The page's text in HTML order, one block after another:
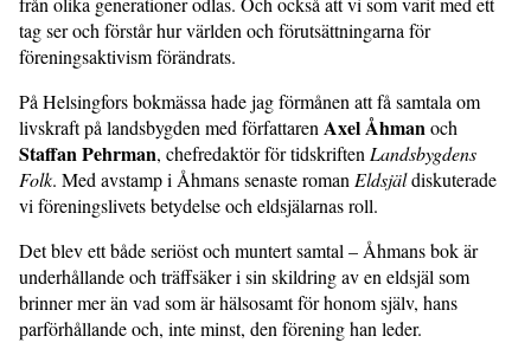
tag ser och förstår hur världen och förutsättningarna för
föreningsaktivism förändrats.
På Helsingfors bokmässa hade jag förmånen att få samtala om
livskraft på landsbygden med författaren Axel Åhmanoch
Staffan Pehrman, chefredaktör för tidskriften Landsbygdens
Folk. Med avstamp i Åhmans senaste roman Eldsjäldiskuterade
vi föreningslivets betydelse och eldsjälarnas roll.
Det blev ett både seriöst och muntert samtal – Åhmans bok är
underhållande och träffsäker i sin skildring av en eldsjäl som
brinner mer än vad som är hälsosamt för honom själv, hans
parförhållande och, inte minst, den förening han leder.